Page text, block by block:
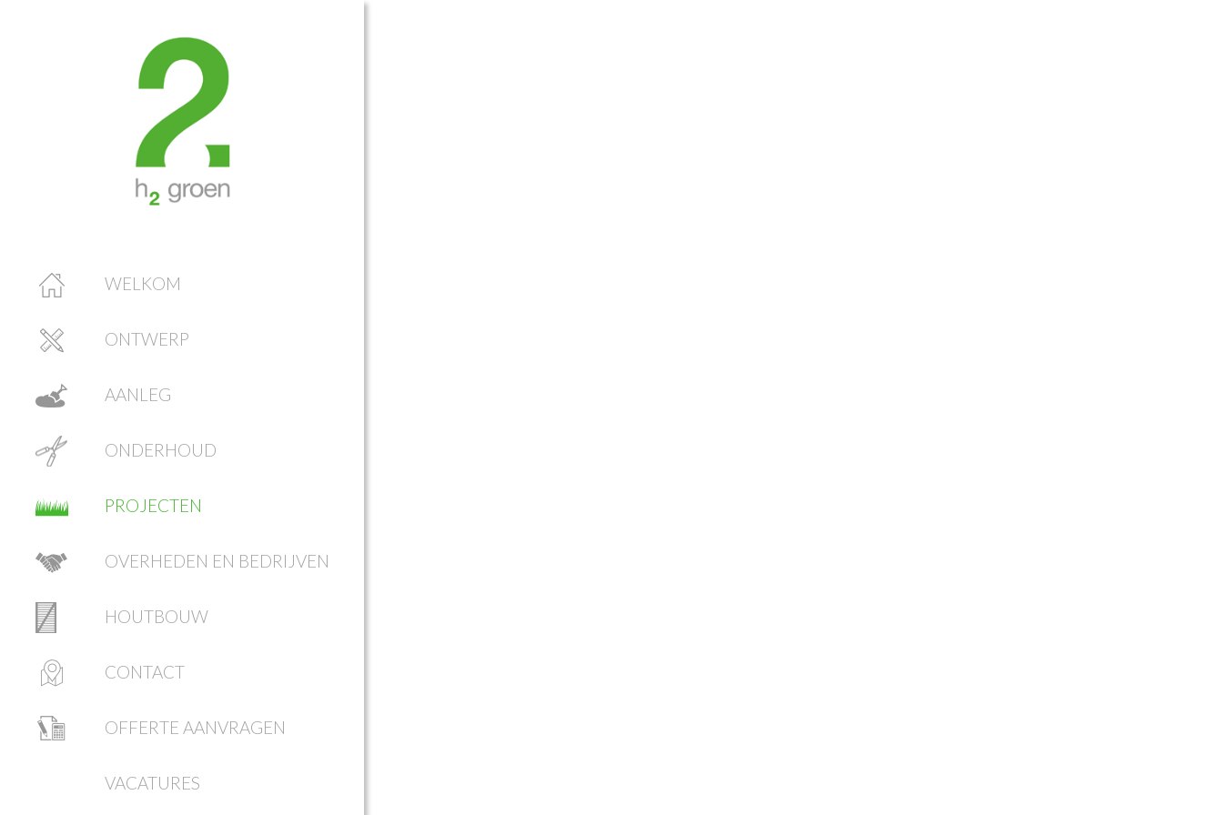
WELKOM
ONTWERP
AANLEG
ONDERHOUD
PROJECTEN
OVERHEDEN EN BEDRIJVEN
HOUTBOUW
CONTACT
OFFERTE AANVRAGEN
VACATURES